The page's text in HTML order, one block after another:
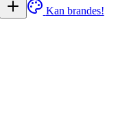
Kan brandes!